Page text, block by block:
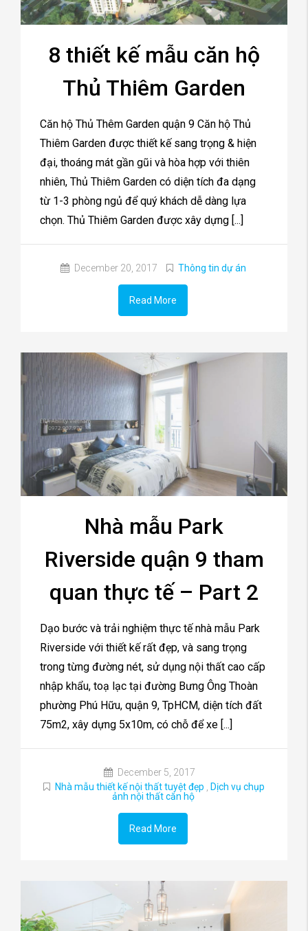
8 thiết kế mẫu căn hộ
Thủ Thiêm Garden
Căn hộ Thủ Thêm Garden quận 9 Căn hộ Thủ
Thiêm Garden được thiết kế sang trọng & hiện
đại, thoáng mát gần gũi và hòa hợp với thiên
nhiên, Thủ Thiêm Garden có diện tích đa dạng
từ 1-3 phòng ngủ để quý khách dễ dàng lựa
chọn. Thủ Thiêm Garden được xây dựng [...]
December 20, 2017 Thông tin dự án
Read More
Nhà mẫu Park
Riverside quận 9 tham
quan thực tế – Part 2
Dạo bước và trải nghiệm thực tế nhà mẫu Park
Riverside với thiết kế rất đẹp, và sang trọng
trong từng đường nét, sử dụng nội thất cao cấp
nhập khẩu, toạ lạc tại đường Bưng Ông Thoàn
phường Phú Hữu, quận 9, TpHCM, diện tích đất
75m2, xây dựng 5x10m, có chỗ để xe [...]
December 5, 2017
Nhà mẫu thiết kế nội thất tuyệt đẹp
Dịch vụ chụp
ảnh nội thất căn hộ
Read More